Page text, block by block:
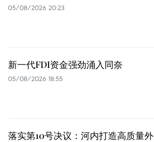
05/08/2026 20:23
新一代FDI资金强劲涌入同奈
05/08/2026 18:55
落实第10号决议：河内打造高质量外